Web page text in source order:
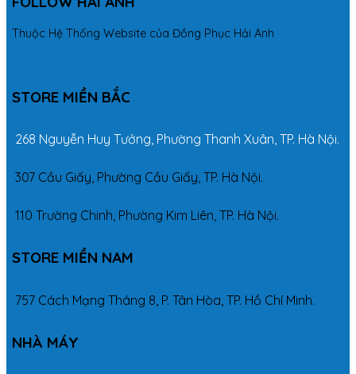
Thuộc Hệ Thống Website của Đồng Phục Hải Anh
STORE MIỀN BẮC
268 Nguyễn Huy Tưởng, Phường Thanh Xuân, TP. Hà Nội.
307 Cầu Giấy, Phường Cầu Giấy, TP. Hà Nội.
110 Trường Chinh, Phường Kim Liên, TP. Hà Nội.
STORE MIỀN NAM
757 Cách Mạng Tháng 8, P. Tân Hòa, TP. Hồ Chí Minh.
NHÀ MÁY